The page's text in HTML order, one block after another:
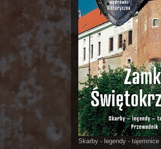
Skarby - legendy - tajemnice